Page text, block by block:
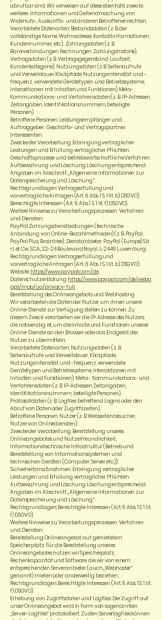
abrufbar sind. Wir verweisen auf diese ebenfalls zwecks
weiterer Informationen und Geltendmachung von
Widerrufs-, Auskunfts- und anderen Betroffenenrechten.
Verarbeitete Datenarten: Bestandsdaten (z. B. der
vollständige Name, Wohnadresse, Kontaktinformationen,
Kundennummer, etc.); Zahlungsdaten (z. B.
Bankverbindungen, Rechnungen, Zahlungshistorie);
Vertragsdaten (z. B. Vertragsgegenstand, Laufzeit,
Kundenkategorie); Nutzungsdaten (z. B. Seitenaufrufe
und Verweildauer, Klickpfade, Nutzungsintensität und -
frequenz, verwendete Gerätetypen und Betriebssysteme,
Interaktionen mit Inhalten und Funktionen). Meta-,
Kommunikations- und Verfahrensdaten (z. B. IP-Adressen,
Zeitangaben, Identifikationsnummern, beteiligte
Personen).
Betroffene Personen: Leistungsempfänger und
Auftraggeber; Geschäfts- und Vertragspartner.
Interessenten.
Zwecke der Verarbeitung: Erbringung vertraglicher
Leistungen und Erfüllung vertraglicher Pflichten.
Geschäftsprozesse und betriebswirtschaftliche Verfahren.
Aufbewahrung und Löschung: Löschung entsprechend
Angaben im Abschnitt „Allgemeine Informationen zur
Datenspeicherung und Löschung“.
Rechtsgrundlagen: Vertragserfüllung und
vorvertragliche Anfragen (Art. 6 Abs. 1 S. 1 lit. b) DSGVO).
Berechtigte Interessen (Art. 6 Abs. 1 S. 1 lit. f) DSGVO).
Weitere Hinweise zu Verarbeitungsprozessen, Verfahren
und Diensten:
PayPal: Zahlungsdienstleistungen (technische
Anbindung von Online-Bezahlmethoden) (z. B. PayPal,
PayPal Plus, Braintree); Dienstanbieter: PayPal (Europe) S.à
r.l. et Cie, S.C.A., 22-24 Boulevard Royal, L-2449 Luxemburg;
Rechtsgrundlagen: Vertragserfüllung und
vorvertragliche Anfragen (Art. 6 Abs. 1 S. 1 lit. b) DSGVO);
Website: https://www.paypal.com/de.
Datenschutzerklärung: https://www.paypal.com/de/weba
pps/mpp/ua/privacy-full
Bereitstellung des Onlineangebots und Webhosting
Wir verarbeiten die Daten der Nutzer, um ihnen unsere
Online-Dienste zur Verfügung stellen zu können. Zu
diesem Zweck verarbeiten wir die IP-Adresse des Nutzers,
die notwendig ist, um die Inhalte und Funktionen unserer
Online-Dienste an den Browser oder das Endgerät der
Nutzer zu übermitteln.
Verarbeitete Datenarten: Nutzungsdaten (z. B.
Seitenaufrufe und Verweildauer, Klickpfade,
Nutzungsintensität und -frequenz, verwendete
Gerätetypen und Betriebssysteme, Interaktionen mit
Inhalten und Funktionen); Meta-, Kommunikations- und
Verfahrensdaten (z. B. IP-Adressen, Zeitangaben,
Identifikationsnummern, beteiligte Personen).
Protokolldaten (z. B. Logfiles betreffend Logins oder den
Abruf von Daten oder Zugriffszeiten.).
Betroffene Personen: Nutzer (z. B. Webseitenbesucher,
Nutzer von Onlinediensten).
Zwecke der Verarbeitung: Bereitstellung unseres
Onlineangebotes und Nutzerfreundlichkeit;
Informationstechnische Infrastruktur (Betrieb und
Bereitstellung von Informationssystemen und
technischen Geräten (Computer, Server etc.));
Sicherheitsmaßnahmen. Erbringung vertraglicher
Leistungen und Erfüllung vertraglicher Pflichten.
Aufbewahrung und Löschung: Löschung entsprechend
Angaben im Abschnitt „Allgemeine Informationen zur
Datenspeicherung und Löschung“.
Rechtsgrundlagen: Berechtigte Interessen (Art. 6 Abs. 1 S. 1 lit.
f) DSGVO).
Weitere Hinweise zu Verarbeitungsprozessen, Verfahren
und Diensten:
Bereitstellung Onlineangebot auf gemietetem
Speicherplatz: Für die Bereitstellung unseres
Onlineangebotes nutzen wir Speicherplatz,
Rechenkapazität und Software, die wir von einem
entsprechenden Serveranbieter (auch „Webhoster“
genannt) mieten oder anderweitig beziehen;
Rechtsgrundlagen: Berechtigte Interessen (Art. 6 Abs. 1 S. 1 lit.
f) DSGVO).
Erhebung von Zugriffsdaten und Logfiles: Der Zugriff auf
unser Onlineangebot wird in Form von sogenannten
„Server-Logfiles“ protokolliert. Zu den Serverlogfiles können